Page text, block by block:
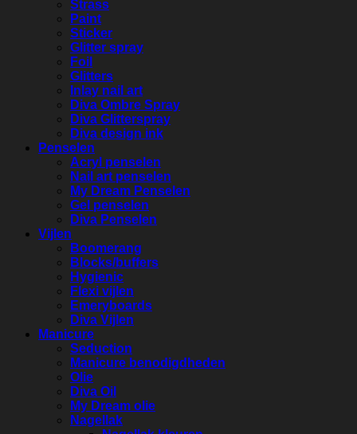
Strass
Paint
Sticker
Glitter spray
Foil
Glitters
Inlay nail art
Diva Ombre Spray
Diva Glitterspray
Diva design ink
Penselen
Acryl penselen
Nail art penselen
My Dream Penselen
Gel penselen
Diva Penselen
Vijlen
Boomerang
Blocks/buffers
Hygienic
Flexi vijlen
Emeryboards
Diva Vijlen
Manicure
Seduction
Manicure benodigdheden
Olie
Diva Oil
My Dream olie
Nagellak